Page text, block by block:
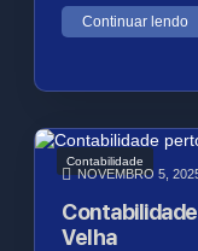
Continuar lendo
Contabilidade
NOVEMBRO 5,
Velha